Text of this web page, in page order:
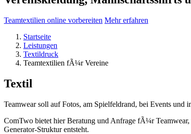
Teamtextilien online vorbereiten Mehr erfahren
Startseite
Leistungen
Textildruck
Teamtextilien fÃ¼r Vereine
Textil
Teamwear soll auf Fotos, am Spielfeldrand, bei Events
ComTwo bietet hier Beratung und Anfrage fÃ¼r
Generator-Struktur entsteht.